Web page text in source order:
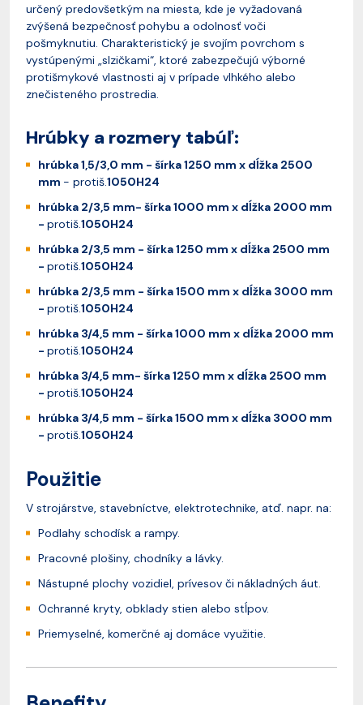
určený predovšetkým na miesta, kde je vyžadovaná
zvýšená bezpečnosť pohybu a odolnosť voči
pošmyknutiu. Charakteristický je svojím povrchom s
vystúpenými „slzičkami“, ktoré zabezpečujú výborné
protišmykové vlastnosti aj v prípade vlhkého alebo
znečisteného prostredia.
Hrúbky a rozmery tabúľ:
hrúbka 1,5/3,0 mm - šírka 1250 mm x dĺžka 2500
mm - protiš.1050H24
hrúbka 2/3,5 mm- šírka 1000 mm x dĺžka 2000 mm
- protiš.1050H24
hrúbka 2/3,5 mm - šírka 1250 mm x dĺžka 2500 mm
- protiš.1050H24
hrúbka 2/3,5 mm - šírka 1500 mm x dĺžka 3000 mm
- protiš.1050H24
hrúbka 3/4,5 mm - šírka 1000 mm x dĺžka 2000 mm
- protiš.1050H24
hrúbka 3/4,5 mm- šírka 1250 mm x dĺžka 2500 mm
- protiš.1050H24
hrúbka 3/4,5 mm - šírka 1500 mm x dĺžka 3000 mm
- protiš.1050H24
Použitie
V strojárstve, stavebníctve, elektrotechnike, atď. napr. na:
Podlahy schodísk a rampy.
Pracovné plošiny, chodníky a lávky.
Nástupné plochy vozidiel, prívesov či nákladných áut.
Ochranné kryty, obklady stien alebo stĺpov.
Priemyselné, komerčné aj domáce využitie.